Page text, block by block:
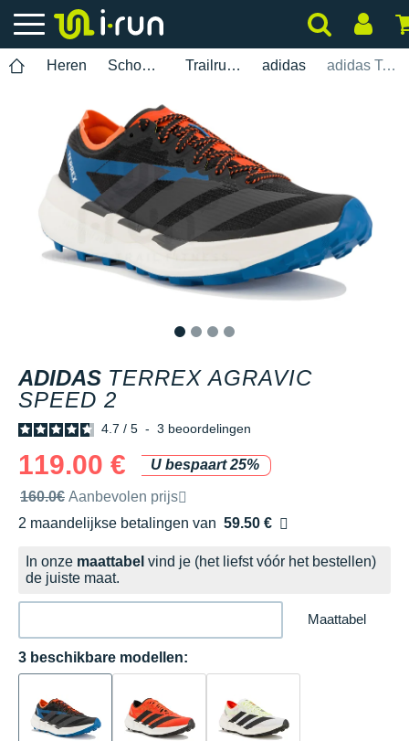
Heren Schoenen Trailrunning adidas adidas Terrex Agravic Speed 2
ADIDAS TERREX AGRAVIC
SPEED 2
4.7 / 5 - 3 beoordelingen
119.00 €
U bespaart 25%
Door het merk aanbevolen verkoopprijs
160.0€ Aanbevolen prijs
2 maandelijkse betalingen van 59.50 €
zonder kosten
In onze maattabel vind je (het liefst vóór het bestellen)
de juiste maat.
Maattabel
3 beschikbare modellen: